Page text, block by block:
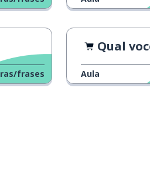
frases
Qual
Aula